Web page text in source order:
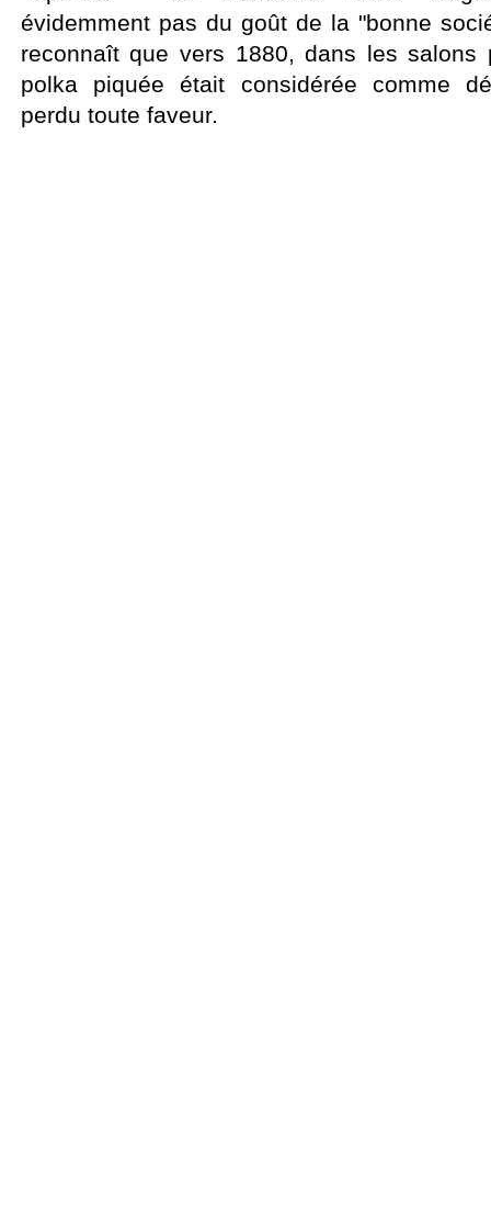
évidemment pas du goût de la "bonne
reconnaît que vers 1880, dans les salons
polka piquée était considérée comme
perdu toute faveur.